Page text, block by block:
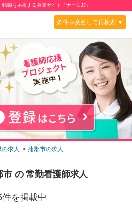
職を応援する募集サイト「ナースJJ」
条件を変更して再検索 ▼
の求人
蒲郡市の求人
市の 常勤看護師求人
件を掲載中